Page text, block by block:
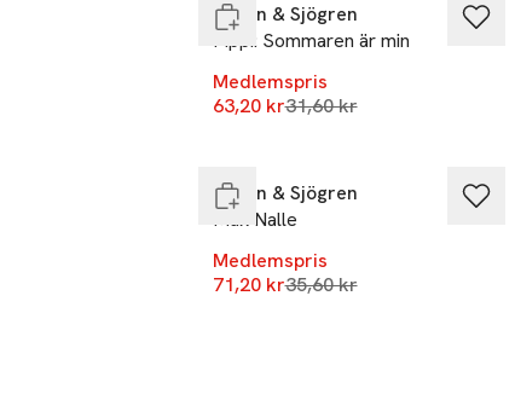
Raben & Sjögren
Pippi: Sommaren är min
Medlemspris
63,20 krLägsta pris 30 dagar
31,60 kr
+100%
Raben & Sjögren
Max Nalle
Medlemspris
71,20 krLägsta pris 30 dagar
35,60 kr